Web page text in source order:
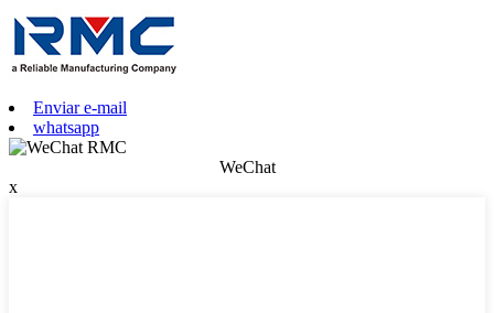
Enviar e-mail
whatsapp
WeChat
x